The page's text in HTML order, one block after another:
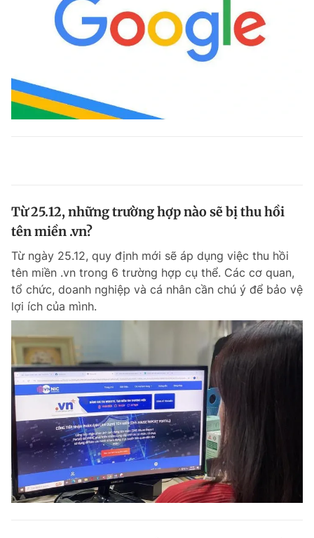
Từ 25.12, những trường hợp nào sẽ bị thu hồi
tên miền .vn?
Từ ngày 25.12, quy định mới sẽ áp dụng việc thu hồi
tên miền .vn trong 6 trường hợp cụ thể. Các cơ quan,
tổ chức, doanh nghiệp và cá nhân cần chú ý để bảo vệ
lợi ích của mình.